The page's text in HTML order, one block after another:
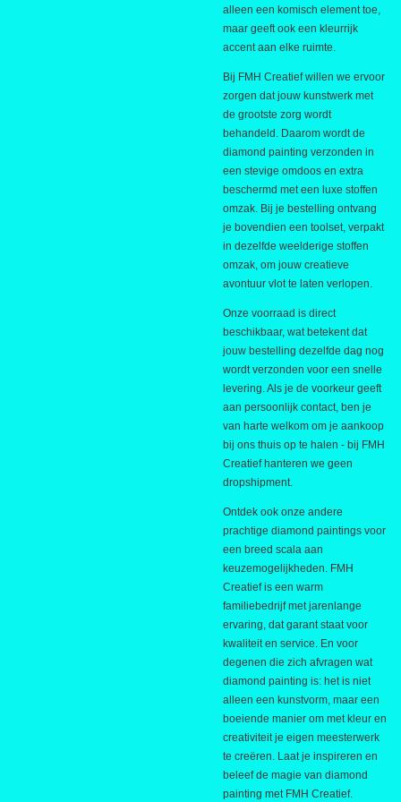
alleen een komisch element toe,
maar geeft ook een kleurrijk
accent aan elke ruimte.
Bij FMH Creatief willen we ervoor
zorgen dat jouw kunstwerk met
de grootste zorg wordt
behandeld. Daarom wordt de
diamond painting verzonden in
een stevige omdoos en extra
beschermd met een luxe stoffen
omzak. Bij je bestelling ontvang
je bovendien een toolset, verpakt
in dezelfde weelderige stoffen
omzak, om jouw creatieve
avontuur vlot te laten verlopen.
Onze voorraad is direct
beschikbaar, wat betekent dat
jouw bestelling dezelfde dag nog
wordt verzonden voor een snelle
levering. Als je de voorkeur geeft
aan persoonlijk contact, ben je
van harte welkom om je aankoop
bij ons thuis op te halen - bij FMH
Creatief hanteren we geen
dropshipment.
Ontdek ook onze andere
prachtige diamond paintings voor
een breed scala aan
keuzemogelijkheden. FMH
Creatief is een warm
familiebedrijf met jarenlange
ervaring, dat garant staat voor
kwaliteit en service. En voor
degenen die zich afvragen wat
diamond painting is: het is niet
alleen een kunstvorm, maar een
boeiende manier om met kleur en
creativiteit je eigen meesterwerk
te creëren. Laat je inspireren en
beleef de magie van diamond
painting met FMH Creatief.